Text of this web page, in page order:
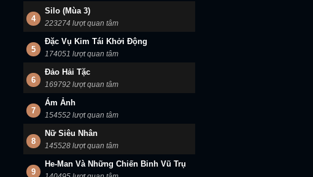
4
Silo (Mùa 3)
223274 lượt quan tâm
5
Đặc Vụ Kim Tái Khởi Động
174051 lượt quan tâm
6
Đảo Hải Tặc
169792 lượt quan tâm
7
Ám Ảnh
154552 lượt quan tâm
8
Nữ Siêu Nhân
145528 lượt quan tâm
9
He-Man Và Những Chiến Binh Vũ Trụ